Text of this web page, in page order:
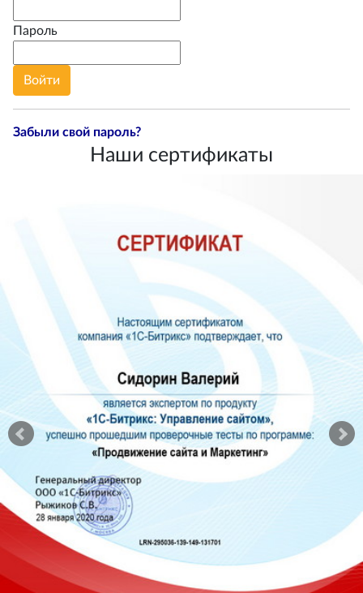
Пароль
Забыли свой пароль?
Наши сертификаты